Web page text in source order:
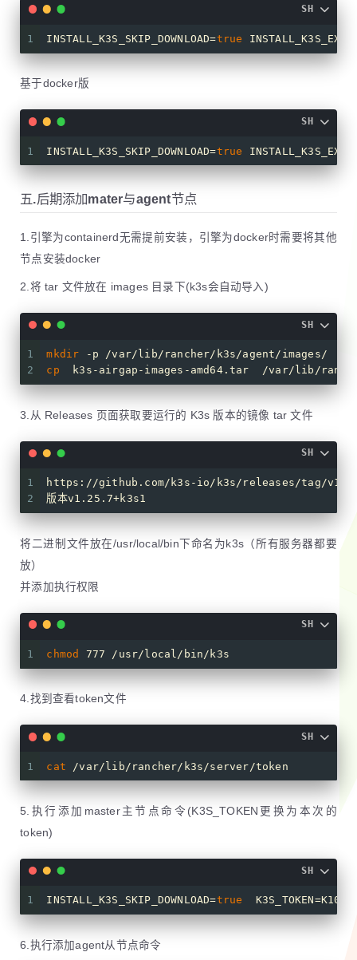
SH
1 INSTALL_K3S_SKIP_DOWNLOAD=true
基于docker版
SH
1 INSTALL_K3S_SKIP_DOWNLOAD=true
五.后期添加mater与agent节点
1.引擎为containerd无需提前安装，引擎为docker时需要将其他
节点安装docker
2.将 tar 文件放在 images 目录下(k3s会自动导入)
SH
1
2
mkdir -p /var/lib/rancher/k3s/agent/images/
cp
k3s-airgap-images-amd64.tar  /var/lib/
3.从 Releases 页面获取要运行的 K3s 版本的镜像 tar 文件
SH
1
2
https://github.com/k3s-io/k3s/releases/tag/
版本v1.25.7+k3s1
将二进制文件放在/usr/local/bin下命名为k3s（所有服务器都要
放）
并添加执行权限
SH
1 chmod 777 /usr/local/bin/k3s
4.找到查看token文件
SH
1 cat /var/lib/rancher/k3s/server/token
5.执行添加master主节点命令(K3S_TOKEN更换为本次的
token)
SH
1 INSTALL_K3S_SKIP_DOWNLOAD=true
6.执行添加agent从节点命令